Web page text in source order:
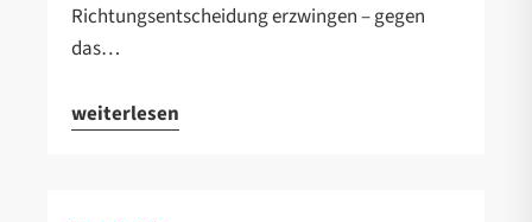
Richtungsentscheidung erzwingen – gegen
das…
weiterlesen